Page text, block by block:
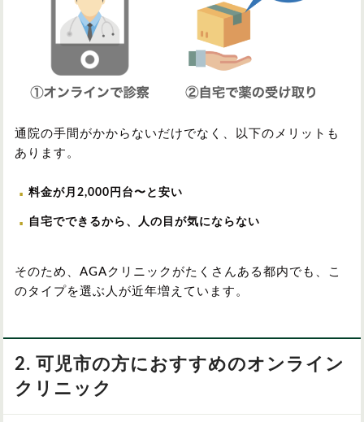
通院の手間がかからないだけでなく、以下のメリットも
あります。
料金が月2,000円台〜と安い
自宅でできるから、人の目が気にならない
そのため、AGAクリニックがたくさんある都内でも、こ
のタイプを選ぶ人が近年増えています。
2. 可児市の方におすすめのオンライン
クリニック